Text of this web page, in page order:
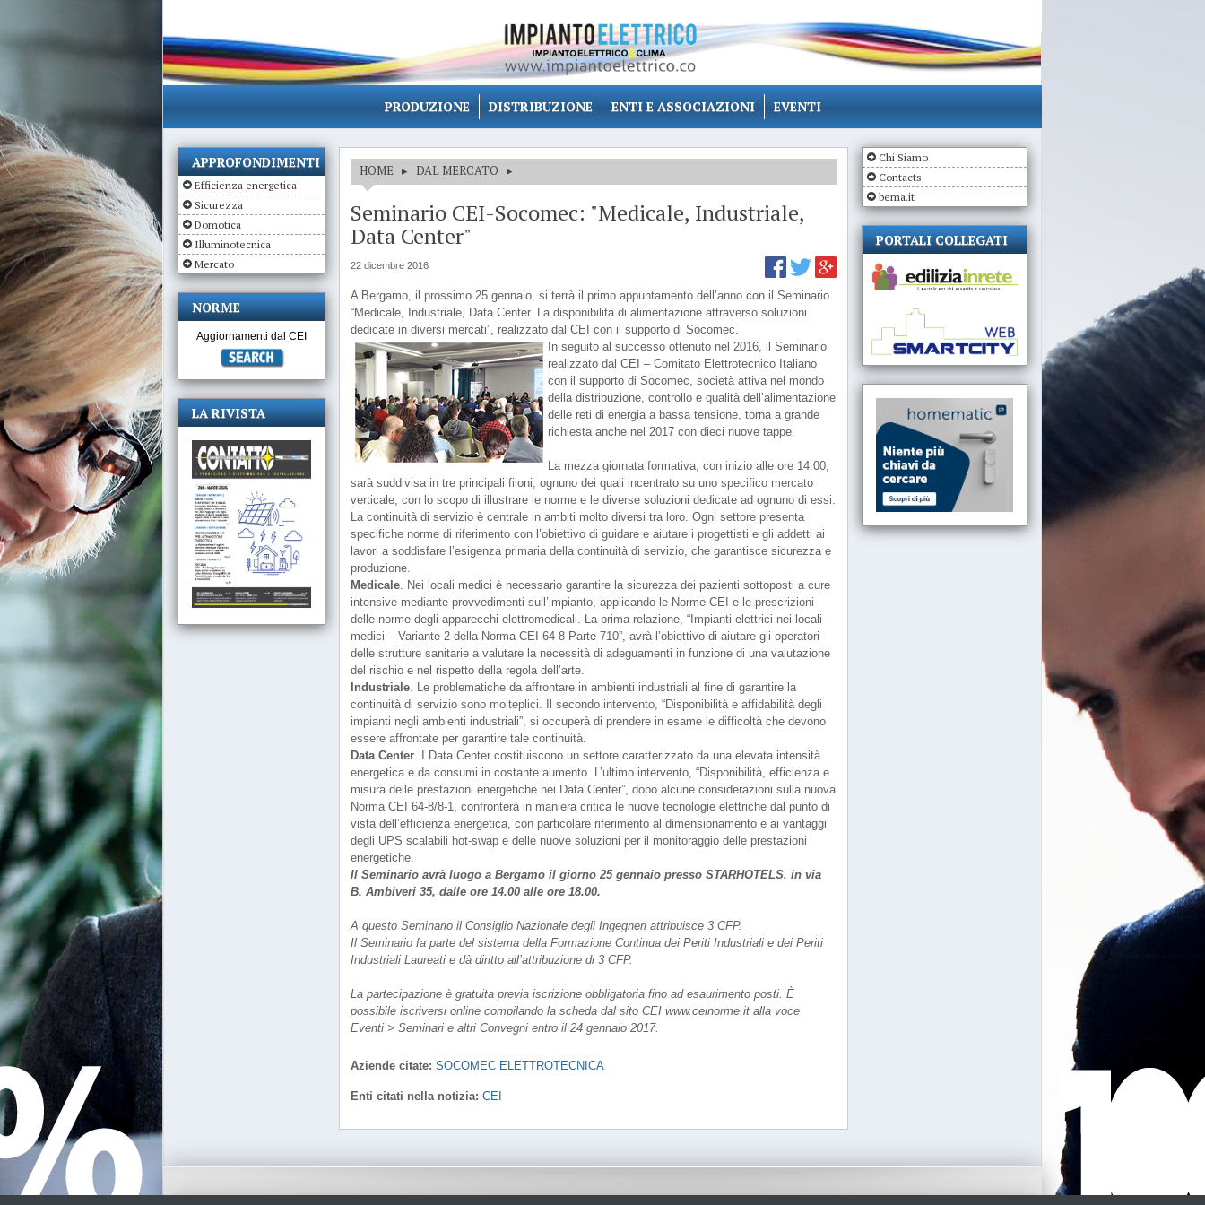
PRODUZIONE DISTRIBUZIONE ENTI E ASSOCIAZIONI EVENTI
HOME ▸ DAL MERCATO ▸
Seminario CEI-Socomec: "Medicale, Industriale,
Data Center"
22 dicembre 2016
A Bergamo, il prossimo 25 gennaio, si terrà il primo appuntamento dell’anno con il Seminario
“Medicale, Industriale, Data Center. La disponibilità di alimentazione attraverso soluzioni
dedicate in diversi mercati”, realizzato dal CEI con il supporto di Socomec.
In seguito al successo ottenuto nel 2016, il Seminario
realizzato dal CEI – Comitato Elettrotecnico Italiano
con il supporto di Socomec, società attiva nel mondo
della distribuzione, controllo e qualità dell’alimentazione
delle reti di energia a bassa tensione, torna a grande
richiesta anche nel 2017 con dieci nuove tappe.
La mezza giornata formativa, con inizio alle ore 14.00,
sarà suddivisa in tre principali filoni, ognuno dei quali incentrato su uno specifico mercato
verticale, con lo scopo di illustrare le norme e le diverse soluzioni dedicate ad ognuno di essi.
La continuità di servizio è centrale in ambiti molto diversi tra loro. Ogni settore presenta
specifiche norme di riferimento con l’obiettivo di guidare e aiutare i progettisti e gli addetti ai
lavori a soddisfare l’esigenza primaria della continuità di servizio, che garantisce sicurezza e
produzione.
Medicale. Nei locali medici è necessario garantire la sicurezza dei pazienti sottoposti a cure
intensive mediante provvedimenti sull’impianto, applicando le Norme CEI e le prescrizioni
delle norme degli apparecchi elettromedicali. La prima relazione, “Impianti elettrici nei locali
medici – Variante 2 della Norma CEI 64-8 Parte 710”, avrà l’obiettivo di aiutare gli operatori
delle strutture sanitarie a valutare la necessità di adeguamenti in funzione di una valutazione
del rischio e nel rispetto della regola dell’arte.
Industriale. Le problematiche da affrontare in ambienti industriali al fine di garantire la
continuità di servizio sono molteplici. Il secondo intervento, “Disponibilità e affidabilità degli
impianti negli ambienti industriali”, si occuperà di prendere in esame le difficoltà che devono
essere affrontate per garantire tale continuità.
Data Center. I Data Center costituiscono un settore caratterizzato da una elevata intensità
energetica e da consumi in costante aumento. L’ultimo intervento, “Disponibilità, efficienza e
misura delle prestazioni energetiche nei Data Center”, dopo alcune considerazioni sulla nuova
Norma CEI 64-8/8-1, confronterà in maniera critica le nuove tecnologie elettriche dal punto di
vista dell’efficienza energetica, con particolare riferimento al dimensionamento e ai vantaggi
degli UPS scalabili hot-swap e delle nuove soluzioni per il monitoraggio delle prestazioni
energetiche.
Il Seminario avrà luogo a Bergamo il giorno 25 gennaio presso STARHOTELS, in via
B. Ambiveri 35, dalle ore 14.00 alle ore 18.00.
A questo Seminario il Consiglio Nazionale degli Ingegneri attribuisce 3 CFP.
Il Seminario fa parte del sistema della Formazione Continua dei Periti Industriali e dei Periti
Industriali Laureati e dà diritto all’attribuzione di 3 CFP.
La partecipazione è gratuita previa iscrizione obbligatoria fino ad esaurimento posti. È
possibile iscriversi online compilando la scheda dal sito CEI www.ceinorme.it alla voce
Eventi > Seminari e altri Convegni entro il 24 gennaio 2017.
Aziende citate: SOCOMEC ELETTROTECNICA
Enti citati nella notizia: CEI
APPROFONDIMENTI
Efficienza energetica
Sicurezza
Domotica
Illuminotecnica
Mercato
NORME
Aggiornamenti dal CEI
LA RIVISTA
Chi Siamo
Contacts
bema.it
PORTALI COLLEGATI